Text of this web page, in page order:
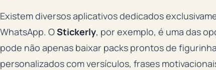
Existem diversos aplicativos dedicados
WhatsApp. OStickerly, por exemplo, é uma das
pode não apenas baixar packs prontos de
personalizados com versículos, frases